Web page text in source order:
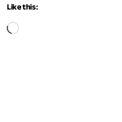
Like this: